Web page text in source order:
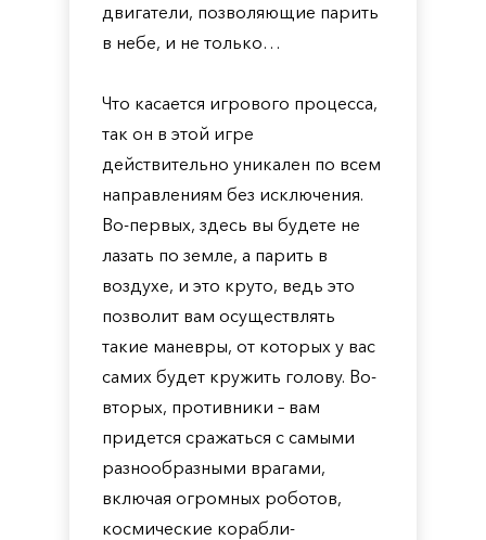
двигатели, позволяющие парить
в небе, и не только…
Что касается игрового процесса,
так он в этой игре
действительно уникален по всем
направлениям без исключения.
Во-первых, здесь вы будете не
лазать по земле, а парить в
воздухе, и это круто, ведь это
позволит вам осуществлять
такие маневры, от которых у вас
самих будет кружить голову. Во-
вторых, противники – вам
придется сражаться с самыми
разнообразными врагами,
включая огромных роботов,
космические корабли-